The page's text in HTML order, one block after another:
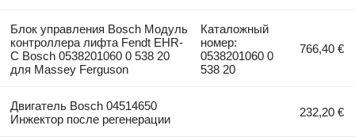
Блок управления Bosch Модуль
контроллера лифта Fendt EHR-
C Bosch 0538201060 0 538 20
для Massey Ferguson
Каталожный
номер:
0538201060 0
538 20
766,40 €
Двигатель Bosch 04514650
Инжектор после регенерации
232,20 €